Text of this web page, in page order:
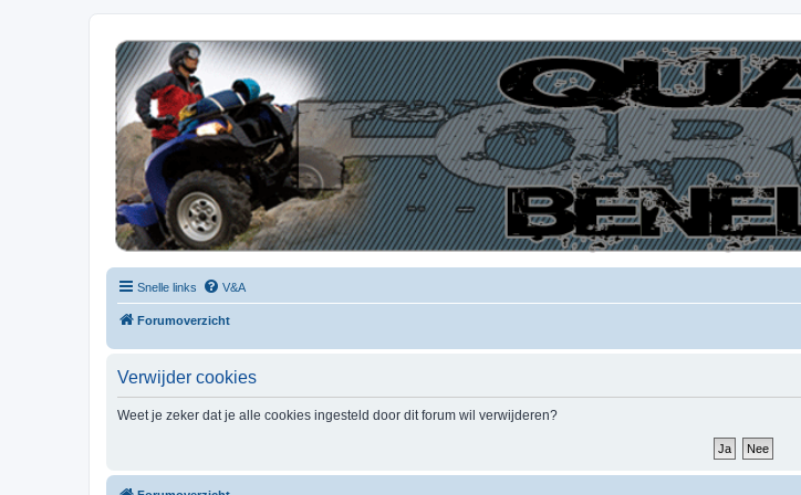
| QFB |
Hét quadforum van de Benelux
Snelle links V&A
Forumoverzicht
Verwijder cookies
Weet je zeker dat je alle cookies ingesteld door dit forum wil verwijderen?